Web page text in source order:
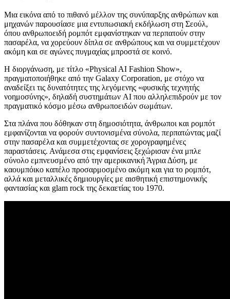
Μια εικόνα από το πιθανό μέλλον της συνύπαρξης ανθρώπων και
μηχανών παρουσίασε μια εντυπωσιακή εκδήλωση στη Σεούλ,
όπου ανθρωποειδή ρομπότ εμφανίστηκαν να περπατούν στην
πασαρέλα, να χορεύουν δίπλα σε ανθρώπους και να συμμετέχουν
ακόμη και σε αγώνες πυγμαχίας μπροστά σε κοινό.
Η διοργάνωση, με τίτλο «Physical AI Fashion Show»,
πραγματοποιήθηκε από την Galaxy Corporation, με στόχο να
αναδείξει τις δυνατότητες της λεγόμενης «φυσικής τεχνητής
νοημοσύνης», δηλαδή συστημάτων AI που αλληλεπιδρούν με τον
πραγματικό κόσμο μέσω ανθρωποειδών σωμάτων.
Στα πλάνα που δόθηκαν στη δημοσιότητα, άνθρωποι και ρομπότ
εμφανίζονται να φορούν συντονισμένα σύνολα, περπατώντας μαζί
στην πασαρέλα και συμμετέχοντας σε χορογραφημένες
παραστάσεις. Ανάμεσα στις εμφανίσεις ξεχώρισαν ένα μπλε
σύνολο εμπνευσμένο από την αμερικανική Άγρια Δύση, με
καουμπόικο καπέλο προσαρμοσμένο ακόμη και για το ρομπότ,
αλλά και μεταλλικές δημιουργίες με αισθητική επιστημονικής
φαντασίας και glam rock της δεκαετίας του 1970.